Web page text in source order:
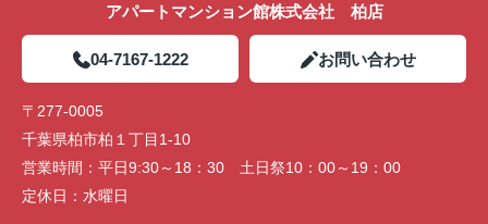
アパートマンション館株式会社 柏店
04-7167-1222 お問い合わせ
〒277-0005
千葉県柏市柏１丁目1-10
営業時間： 平日9:30～18：30 土日祭10：00～19：00
定休日： 水曜日